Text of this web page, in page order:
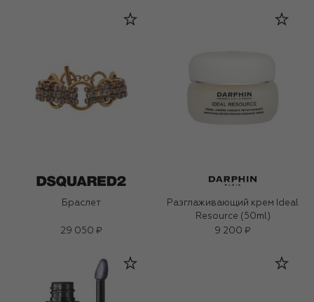
Браслет
29 050 ₽
Разглаживающий крем Ideal
Resource (50ml)
9 200 ₽